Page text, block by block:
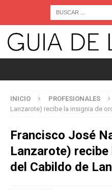
INICIO PROFESIONALES
Lanzarote) recibe la insignia de
Francisco José
Lanzarote)
del Cabildo de